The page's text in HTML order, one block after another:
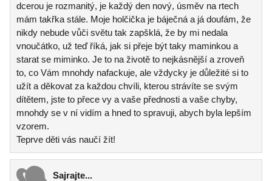
dcerou je rozmanitý, je každý den nový, úsměv na rtech
mám takřka stále. Moje holčička je báječná a já doufám, že
nikdy nebude vůči světu tak zapšklá, že by mi nedala
vnoučátko, už teď říká, jak si přeje být taky maminkou a
starat se miminko. Je to na životě to nejkásnější a zroveň
to, co Vám mnohdy nafackuje, ale vždycky je důležité si to
užít a děkovat za každou chvíli, kterou strávíte se svým
dítětem, jste to přece vy a vaše přednosti a vaše chyby,
mnohdy se v ní vidím a hned to spravuji, abych byla lepším
vzorem.
Teprve děti vás naučí žít!
Sajrajte...